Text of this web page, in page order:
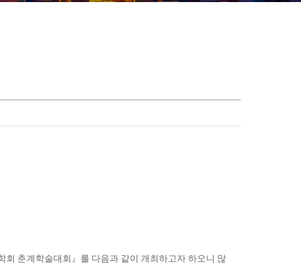
춘계학술대회』를 다음과 같이 개최하고자 하오니 많